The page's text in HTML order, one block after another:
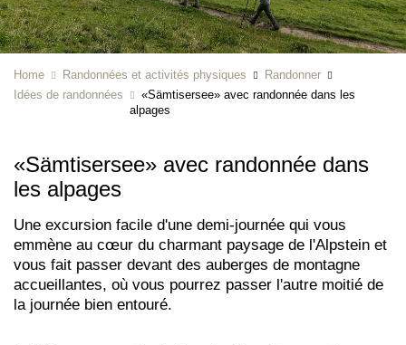
Home Randonnées et activités physiques
Randonner
Idées de randonnées
«Sämtisersee» avec randonnée dans les
alpages
«Sämtisersee» avec randonnée dans
les alpages
Une excursion facile d'une demi-journée qui vous
emmène au cœur du charmant paysage de l'Alpstein et
vous fait passer devant des auberges de montagne
accueillantes, où vous pourrez passer l'autre moitié de
la journée bien entouré.